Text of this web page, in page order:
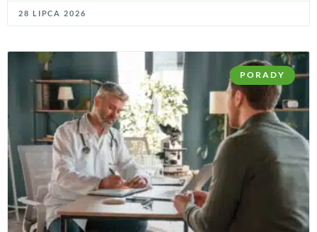
28 LIPCA 2026
PORADY